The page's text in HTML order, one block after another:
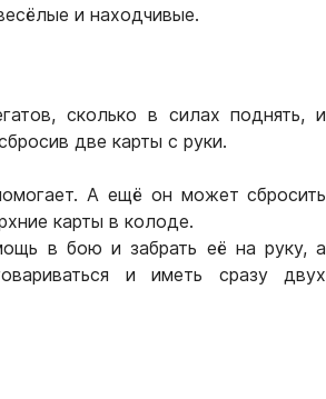
и находчивые.
сколько в силах поднять, и
две карты с руки.
А ещё он может сбросить
карты в колоде.
в бою и забрать её на руку, а
и иметь сразу двух